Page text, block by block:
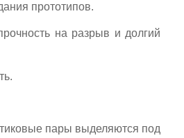
прототипов.
на разрыв и долгий
пары выделяются под